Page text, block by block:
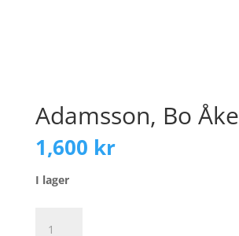
Adamsson, Bo Åke
1,600 kr
I lager